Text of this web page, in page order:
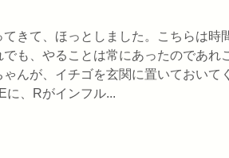
きて、ほっとしました。こちらは時
も、やることは常にあったのであれ
んが、イチゴを玄関に置いておいて
に、Rがインフル...